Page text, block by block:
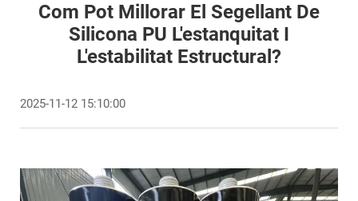
Com Pot Millorar El Segellant De
Silicona PU L'estanquitat I
L'estabilitat Estructural?
2025-11-12 15:10:00